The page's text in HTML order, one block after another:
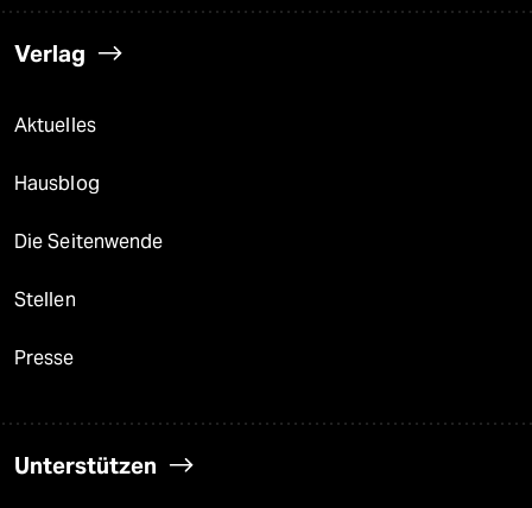
Verlag
Aktuelles
Hausblog
Die Seitenwende
Stellen
Presse
Unterstützen